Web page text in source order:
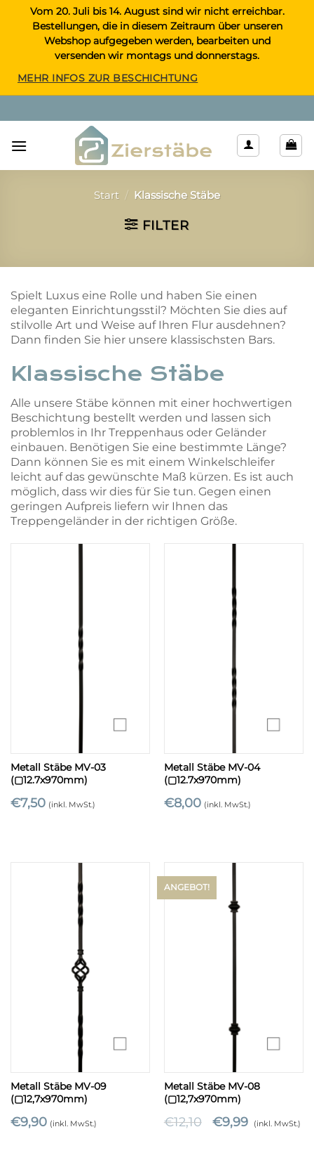
Inhalt
springen
Vom 20. Juli bis 14. August sind wir nicht erreichbar.
Bestellungen, die in diesem Zeitraum über unseren
Webshop aufgegeben werden, bearbeiten und
versenden wir montags und donnerstags.
MEHR INFOS ZUR BESCHICHTUNG
Start / Klassische Stäbe
FILTER
Spielt Luxus eine Rolle und haben Sie einen
eleganten Einrichtungsstil? Möchten Sie dies auf
stilvolle Art und Weise auf Ihren Flur ausdehnen?
Dann finden Sie hier unsere klassischsten Bars.
Klassische Stäbe
Alle unsere Stäbe können mit einer hochwertigen
Beschichtung bestellt werden und lassen sich
problemlos in Ihr Treppenhaus oder Geländer
einbauen. Benötigen Sie eine bestimmte Länge?
Dann können Sie es mit einem Winkelschleifer
leicht auf das gewünschte Maß kürzen. Es ist auch
möglich, dass wir dies für Sie tun. Gegen einen
geringen Aufpreis liefern wir Ihnen das
Treppengeländer in der richtigen Größe.
Metall Stäbe MV-03
(▢12.7x970mm)
€7,50 (inkl. MwSt.)
Metall Stäbe MV-04
(▢12.7x970mm)
€8,00 (inkl. MwSt.)
Metall Stäbe MV-09
(▢12,7x970mm)
€9,90 (inkl. MwSt.)
ANGEBOT!
Metall Stäbe MV-08
(▢12,7x970mm)
€12,10 €9,99 (inkl. MwSt.)